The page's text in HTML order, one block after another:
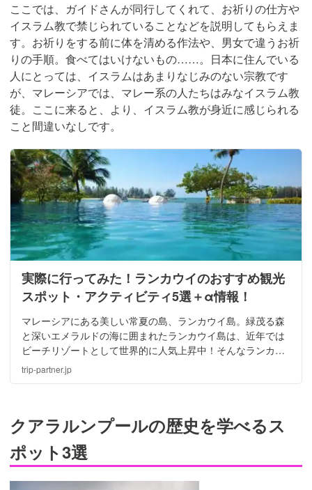
ここでは、ガイドさんが同行してくれて、お祈りの仕方や
イスラム教で禁じられていることなどを説明してもらえま
す。お祈りをする前に体を清める作法や、男女で違うお祈
りの手順。食べてはいけないもの……。日本に住んでいる
人にとっては、イスラムはあまりなじみのない宗教です
が、マレーシアでは、マレー系の人たちはみなイスラム教
徒。ここに来ると、より、イスラム教が身近に感じられる
こと間違いなしです。
実際に行ってみた！ランカウイのおすすめ観光
スポット・アクティビティ5選＋α情報！
マレーシアにある美しい常夏の島、ランカウイ島。緑茂る森
と深いエメラルドの海に囲まれたランカウイ島は、近年では
ビーチリゾートとして世界的に人気上昇中！そんなランカウ
イ島について実際に訪れた経験を元に、ここだけは見逃せな
い！おすすめの観光5選＋αをご紹介します。
trip-partner.jp
クアラルンプールの歴史を学べるス
ポット3選